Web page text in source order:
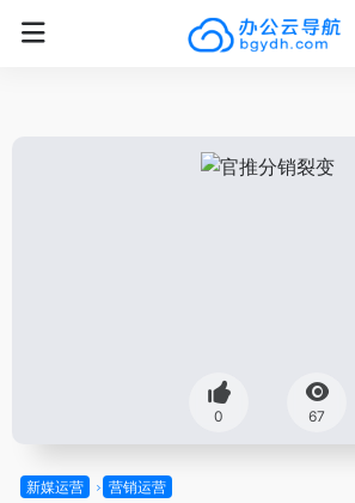
0 67
新媒运营 营销运营